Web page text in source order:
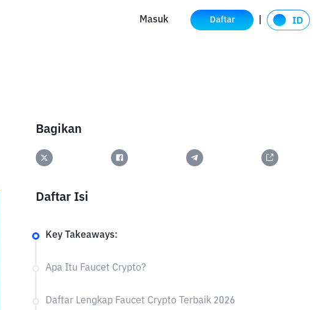
Masuk Daftar
Bagikan
Daftar Isi
Key Takeaways:
Apa Itu Faucet Crypto?
Daftar Lengkap Faucet Crypto Terbaik 2026